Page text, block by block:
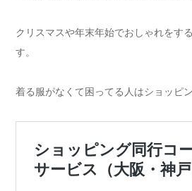
クリスマスや年末年始でおしゃれをす
す。
着る服がなくて困ってる人はショッピン